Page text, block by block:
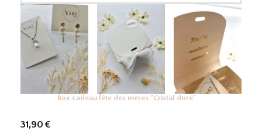
Box cadeau fête des mères "Cristal doré"
31,90 €